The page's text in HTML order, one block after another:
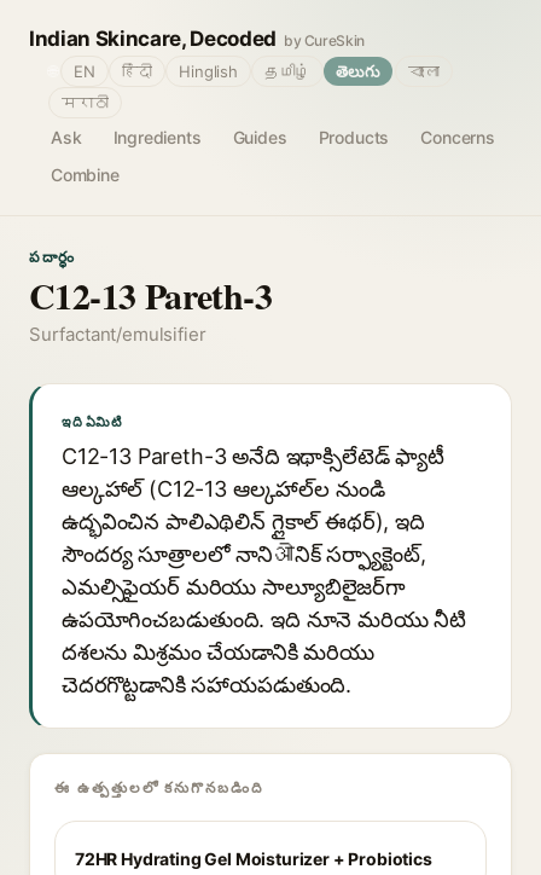
Indian Skincare, Decoded by CureSkin
Ask Ingredients Guides Products
Concerns
Combine
EN हिंदी Hinglish தமிழ் తెలుగు
বাংলা
मराठी
పదార్థం
C12-13 Pareth-3
Surfactant/emulsifier
ఇది ఏమిటి
C12-13 Pareth-3 అనేది ఇథాక్సిలేటెడ్ ఫ్యాటీ
ఆల్కహాల్ (C12-13 ఆల్కహాల్‌ల నుండి
ఉద్భవించిన పాలిఎథిలిన్ గ్లైకాల్ ఈథర్), ఇది
సౌందర్య సూత్రాలలో నానిओనిక్ సర్ఫ్యాక్టెంట్,
ఎమల్సిఫైయర్ మరియు సాల్యూబిలైజర్‌గా
ఉపయోగించబడుతుంది. ఇది నూనె మరియు నీటి
దశలను మిశ్రమం చేయడానికి మరియు
చెదరగొట్టడానికి సహాయపడుతుంది.
ఈ ఉత్పత్తులలో కనుగొనబడింది
72HR Hydrating Gel Moisturizer + Probiotics